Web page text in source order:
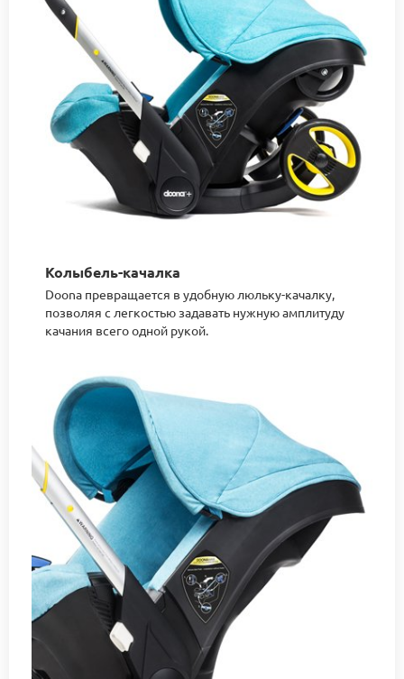
Колыбель-качалка
Doona превращается в удобную люльку-качалку,
позволяя с легкостью задавать нужную амплитуду
качания всего одной рукой.